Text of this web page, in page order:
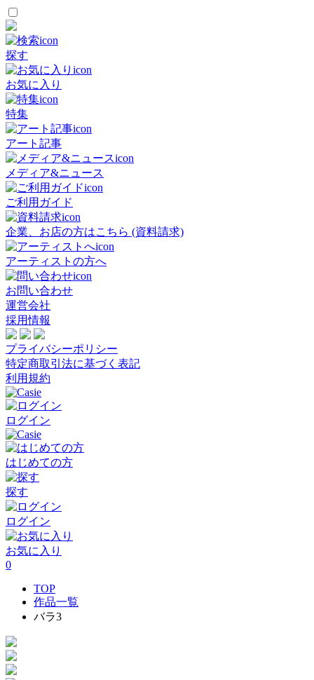
探す
お気に入り
特集
アート記事
メディア&ニュース
ご利用ガイド
企業、お店の方はこちら (資料請求)
アーティストの方へ
お問い合わせ
運営会社
採用情報
プライバシーポリシー
特定商取引法に基づく表記
利用規約
ログイン
はじめての方
探す
ログイン
お気に入り
0
TOP
作品一覧
バラ3